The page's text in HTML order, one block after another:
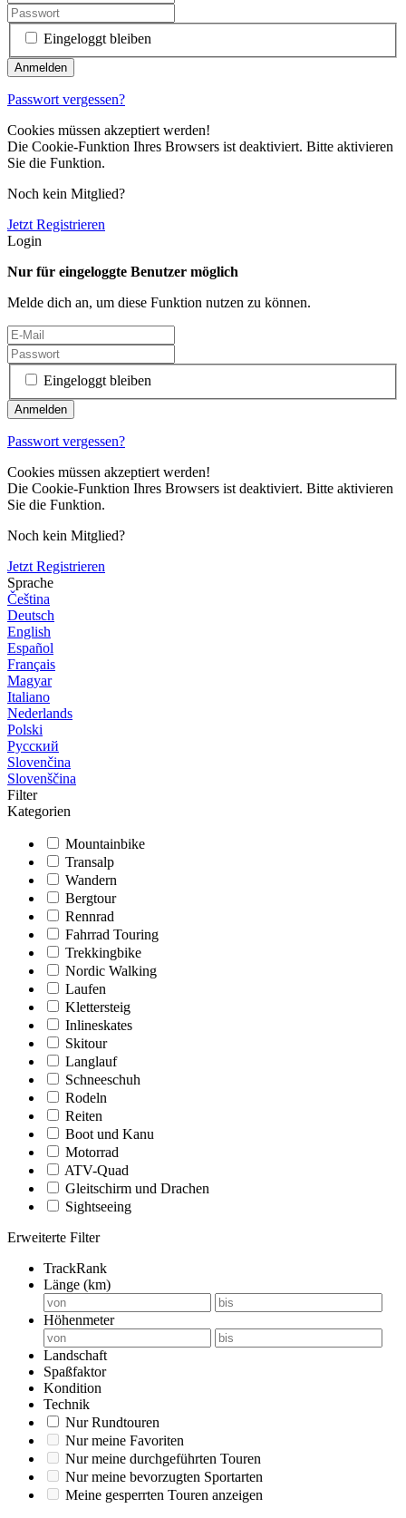
Eingeloggt bleiben
Passwort vergessen?
Cookies müssen akzeptiert werden!
Die Cookie-Funktion Ihres Browsers ist deaktiviert. Bitte aktivieren
Sie die Funktion.
Noch kein Mitglied?
Jetzt Registrieren
Login
Nur für eingeloggte Benutzer möglich
Melde dich an, um diese Funktion nutzen zu können.
Eingeloggt bleiben
Passwort vergessen?
Cookies müssen akzeptiert werden!
Die Cookie-Funktion Ihres Browsers ist deaktiviert. Bitte aktivieren
Sie die Funktion.
Noch kein Mitglied?
Jetzt Registrieren
Sprache
Čeština
Deutsch
English
Español
Français
Magyar
Italiano
Nederlands
Polski
Русский
Slovenčina
Slovenščina
Filter
Kategorien
Mountainbike
Transalp
Wandern
Bergtour
Rennrad
Fahrrad Touring
Trekkingbike
Nordic Walking
Laufen
Klettersteig
Inlineskates
Skitour
Langlauf
Schneeschuh
Rodeln
Reiten
Boot und Kanu
Motorrad
ATV-Quad
Gleitschirm und Drachen
Sightseeing
Erweiterte Filter
TrackRank
Länge (km)
Höhenmeter
Landschaft
Spaßfaktor
Kondition
Technik
Nur Rundtouren
Nur meine Favoriten
Nur meine durchgeführten Touren
Nur meine bevorzugten Sportarten
Meine gesperrten Touren anzeigen